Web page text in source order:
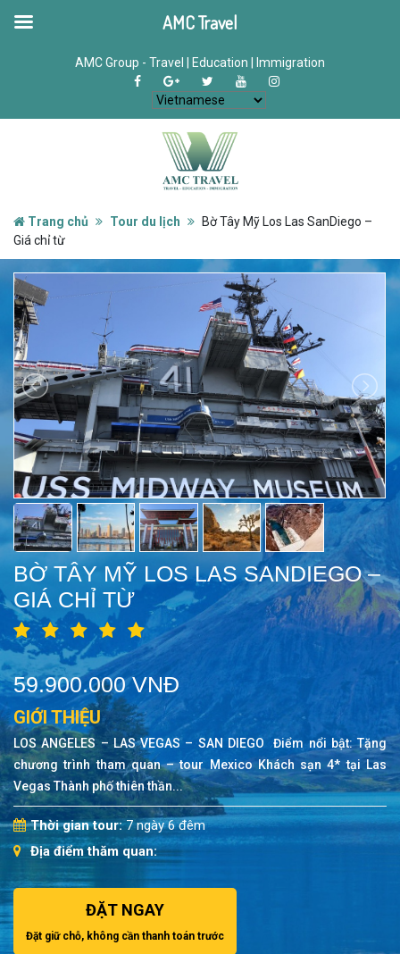
AMC Group - Travel | Education | Immigration
Trang chủ Tour du lịch
Bờ Tây Mỹ Los Las SanDiego –
Giá chỉ từ
BỜ TÂY MỸ LOS LAS SANDIEGO –
GIÁ CHỈ TỪ
59.900.000 VNĐ
GIỚI THIỆU
LOS ANGELES – LAS VEGAS – SAN DIEGO Điểm nổi bật: Tặng
chương trình tham quan – tour Mexico Khách sạn 4* tại Las
Vegas Thành phố thiên thần...
Thời gian tour:7 ngày 6 đêm
Địa điểm thăm quan:
ĐẶT NGAY
Đặt giữ chỗ, không cần thanh toán trước
AMC Travel